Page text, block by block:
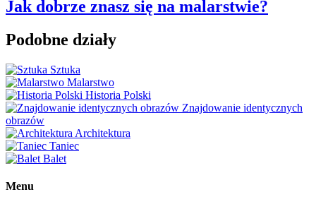
Jak dobrze znasz się na malarstwie?
Podobne działy
Sztuka
Malarstwo
Historia Polski
Znajdowanie identycznych
obrazów
Architektura
Taniec
Balet
Menu